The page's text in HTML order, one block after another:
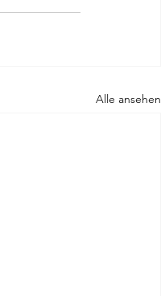
Alle ansehen